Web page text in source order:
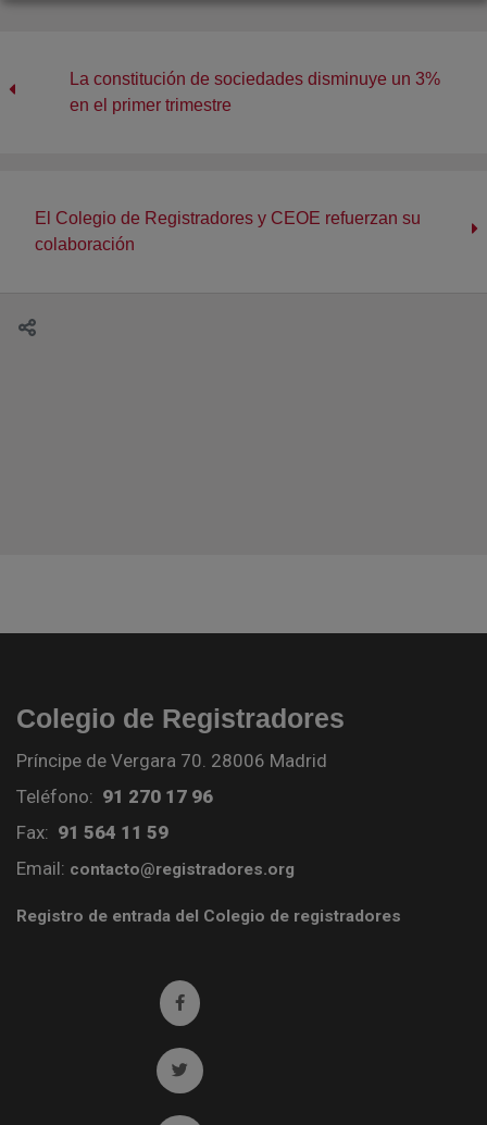
Registro de la Propiedad entre el expresidente
Registradores, María Emilia Adán, moderado por
la periodista Lucía Méndez, ha abierto la mesa
La constitución de sociedades disminuye un 3%
en el primer trimestre
El Colegio de Registradores y CEOE refuerzan su
colaboración
Colegio de Registradores
Príncipe de Vergara 70. 28006 Madrid
Teléfono: 91 270 17 96
Fax: 91 564 11 59
Email: contacto@registradores.org
Registro de entrada del Colegio de registradores
Ir a facebook (abre en ventana nueva)
Ir a twitter (abre en ventana nueva)